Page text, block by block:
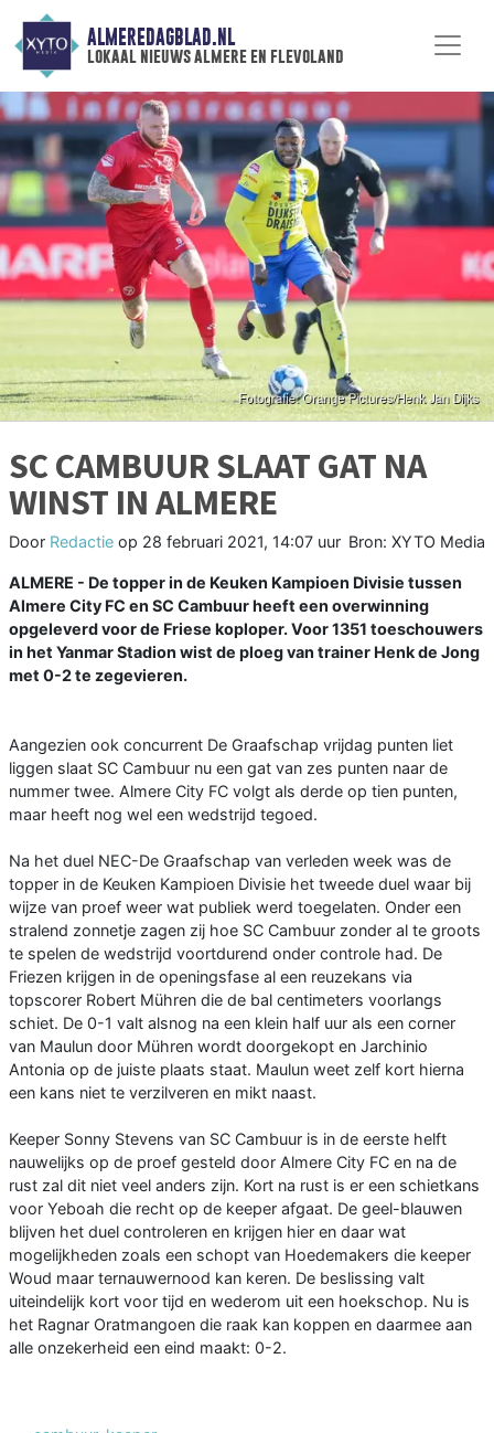
ALMEREDAGBLAD.NL
lokaal nieuws almere en flevoland
SC CAMBUUR SLAAT GAT NA
WINST IN ALMERE
Door Redactie op 28 februari 2021, 14:07 uur Bron: XYTO Media
ALMERE - De topper in de Keuken Kampioen Divisie tussen
Almere City FC en SC Cambuur heeft een overwinning
opgeleverd voor de Friese koploper. Voor 1351 toeschouwers
in het Yanmar Stadion wist de ploeg van trainer Henk de Jong
met 0-2 te zegevieren.
Aangezien ook concurrent De Graafschap vrijdag punten liet
liggen slaat SC Cambuur nu een gat van zes punten naar de
nummer twee. Almere City FC volgt als derde op tien punten,
maar heeft nog wel een wedstrijd tegoed.
Na het duel NEC-De Graafschap van verleden week was de
topper in de Keuken Kampioen Divisie het tweede duel waar bij
wijze van proef weer wat publiek werd toegelaten. Onder een
stralend zonnetje zagen zij hoe SC Cambuur zonder al te groots
te spelen de wedstrijd voortdurend onder controle had. De
Friezen krijgen in de openingsfase al een reuzekans via
topscorer Robert Mühren die de bal centimeters voorlangs
schiet. De 0-1 valt alsnog na een klein half uur als een corner
van Maulun door Mühren wordt doorgekopt en Jarchinio
Antonia op de juiste plaats staat. Maulun weet zelf kort hierna
een kans niet te verzilveren en mikt naast.
Keeper Sonny Stevens van SC Cambuur is in de eerste helft
nauwelijks op de proef gesteld door Almere City FC en na de
rust zal dit niet veel anders zijn. Kort na rust is er een schietkans
voor Yeboah die recht op de keeper afgaat. De geel-blauwen
blijven het duel controleren en krijgen hier en daar wat
mogelijkheden zoals een schopt van Hoedemakers die keeper
Woud maar ternauwernood kan keren. De beslissing valt
uiteindelijk kort voor tijd en wederom uit een hoekschop. Nu is
het Ragnar Oratmangoen die raak kan koppen en daarmee aan
alle onzekerheid een eind maakt: 0-2.